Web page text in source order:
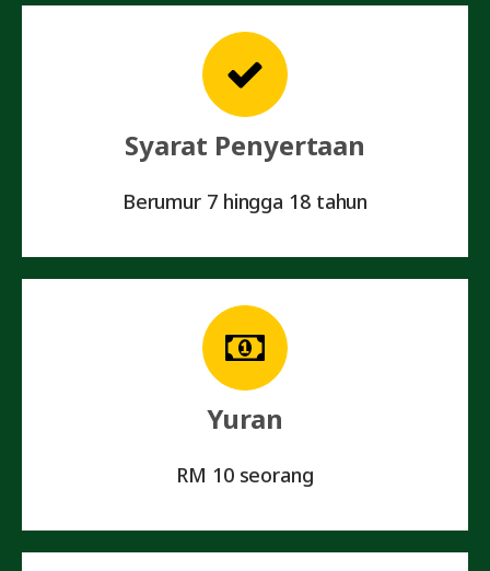
Syarat Penyertaan
Berumur 7 hingga 18 tahun
Yuran
RM 10 seorang